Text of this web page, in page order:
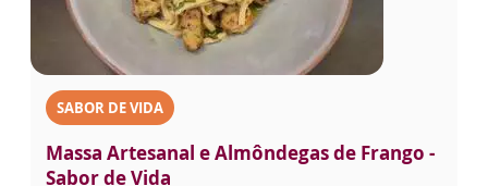
SABOR DE VIDA
Massa Artesanal e Almôndegas de Frango -
Sabor de Vida